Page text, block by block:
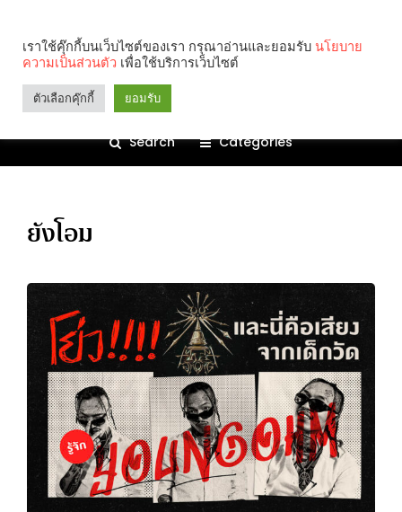
Search Categories
ยังโอม
เราใช้คุ๊กกี้บนเว็บไซต์ของเรา กรุณาอ่านและยอมรับ นโยบาย
ความเป็นส่วนตัว เพื่อใช้บริการเว็บไซต์
ตัวเลือกคุ๊กกี้ ยอมรับ